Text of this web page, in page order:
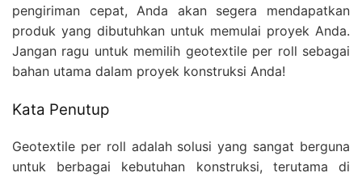
pengiriman cepat, Anda akan segera mendapatkan
produk yang dibutuhkan untuk memulai proyek Anda.
Jangan ragu untuk memilih geotextile per roll sebagai
bahan utama dalam proyek konstruksi Anda!
Kata Penutup
Geotextile per roll adalah solusi yang sangat berguna
untuk berbagai kebutuhan konstruksi, terutama di